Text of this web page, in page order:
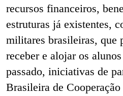
recursos financeiros,
estruturas já existentes,
militares brasileiras, que
receber e alojar os
passado, iniciativas de
Brasileira de